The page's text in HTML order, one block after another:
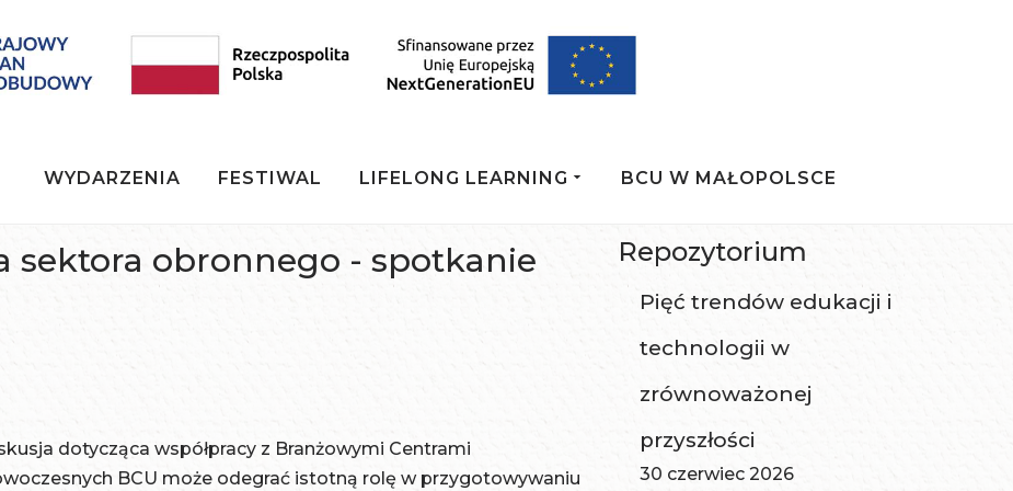
WYDARZENIA FESTIWAL LIFELONG LEARNING BCU W MAŁOPOLSCE
sektora obronnego - spotkanie
dotycząca współpracy z Branżowymi Centrami
BCU może odegrać istotną rolę w przygotowywaniu
Repozytorium
Pięć trendów edukacji i
technologii w
zrównoważonej
przyszłości
30 czerwiec 2026